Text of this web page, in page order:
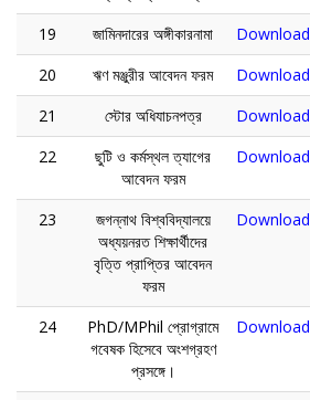
19
জামিনদারের অঙ্গীকারনামা
Download
20
ঋণ মঞ্জুরীর আবেদন ফরম
Download
21
স্টোর অধিযাচনপত্র
Download
22
ছুটি ও কর্মস্থল ত্যাগের
আবেদন ফরম
Download
23
জগন্নাথ বিশ্ববিদ্যালয়ে
অধ্যয়নরত শিক্ষার্থীদের
বৃত্তি প্রাপ্তির আবেদন
ফরম
Download
24
PhD/MPhil প্রোগ্রামে
গবেষক হিসেবে অংশগ্রহণ
প্রসঙ্গে।
Download